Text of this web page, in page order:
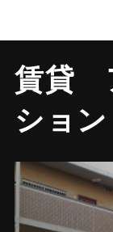
賃貸
ション